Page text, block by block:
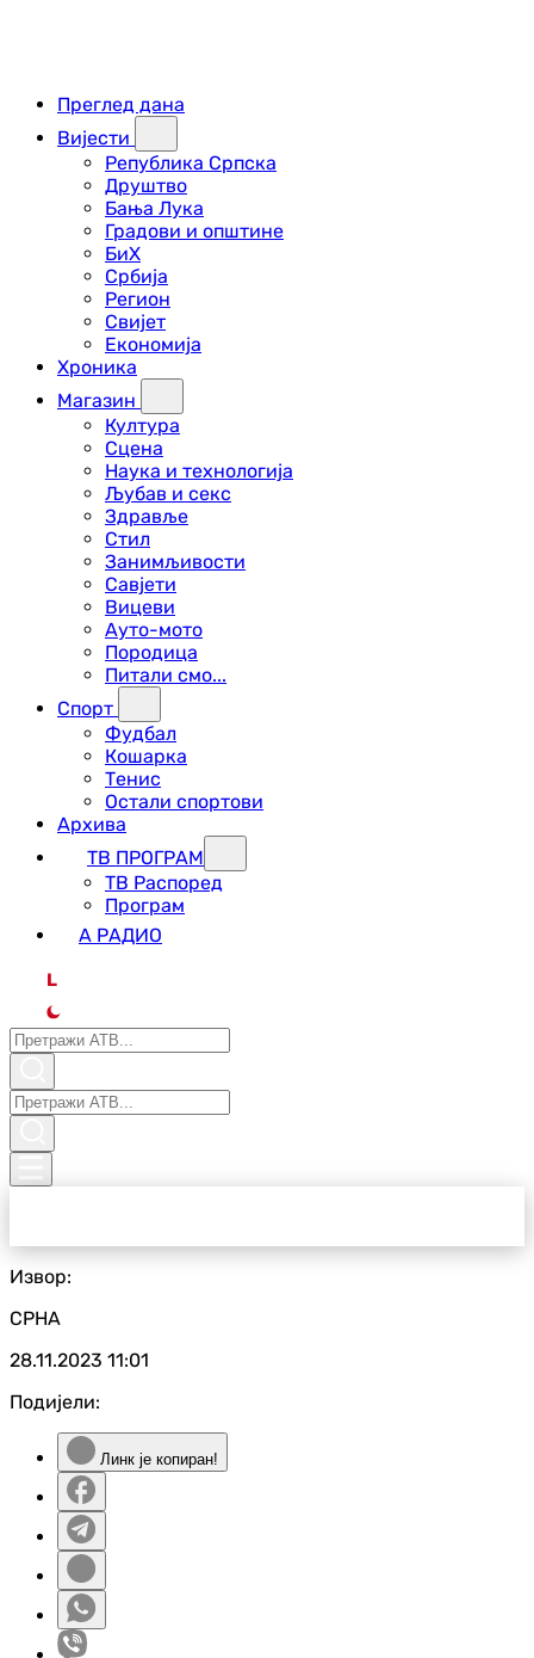
Преглед дана
Вијести
Република Српска
Друштво
Бања Лука
Градови и општине
БиХ
Србија
Регион
Свијет
Економија
Хроника
Магазин
Култура
Сцена
Наука и технологија
Љубав и секс
Здравље
Стил
Занимљивости
Савјети
Вицеви
Ауто-мото
Породица
Питали смо...
Спорт
Фудбал
Кошарка
Тенис
Остали спортови
Архива
ТВ ПРОГРАМ
ТВ Распоред
Програм
А РАДИО
L
Извор:
СРНА
28.11.2023 11:01
Подијели:
Линк је копиран!